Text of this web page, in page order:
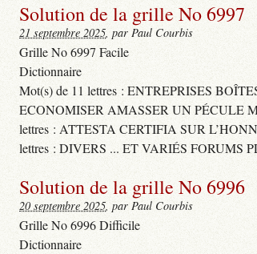
Solution de la grille No 6997
21 septembre 2025, par Paul Courbis
Grille No 6997 Facile
Dictionnaire
Mot(s) de 11 lettres : ENTREPRISES
ECONOMISER AMASSER UN PÉCULE
lettres : ATTESTA CERTIFIA SUR
lettres : DIVERS ... ET VARIÉS FORUMS
Solution de la grille No 6996
20 septembre 2025, par Paul Courbis
Grille No 6996 Difficile
Dictionnaire